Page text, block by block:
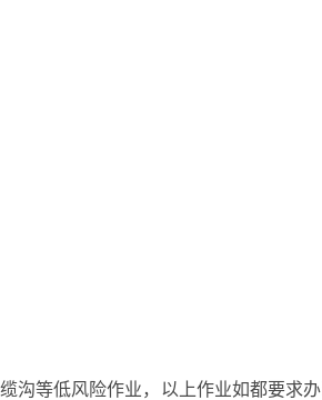
等低风险作业，以上作业如都要求